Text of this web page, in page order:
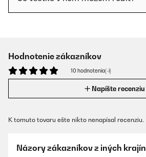
Hodnotenie zákazníkov
10 hodnotenia(-í)
Napíšte recenziu
K tomuto tovaru ešte nikto nenapísal recenziu.
Názory zákazníkov z iných krajín